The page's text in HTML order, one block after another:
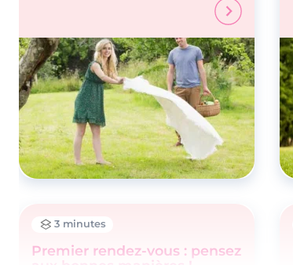
3 minutes
Premier rendez-vous : pensez